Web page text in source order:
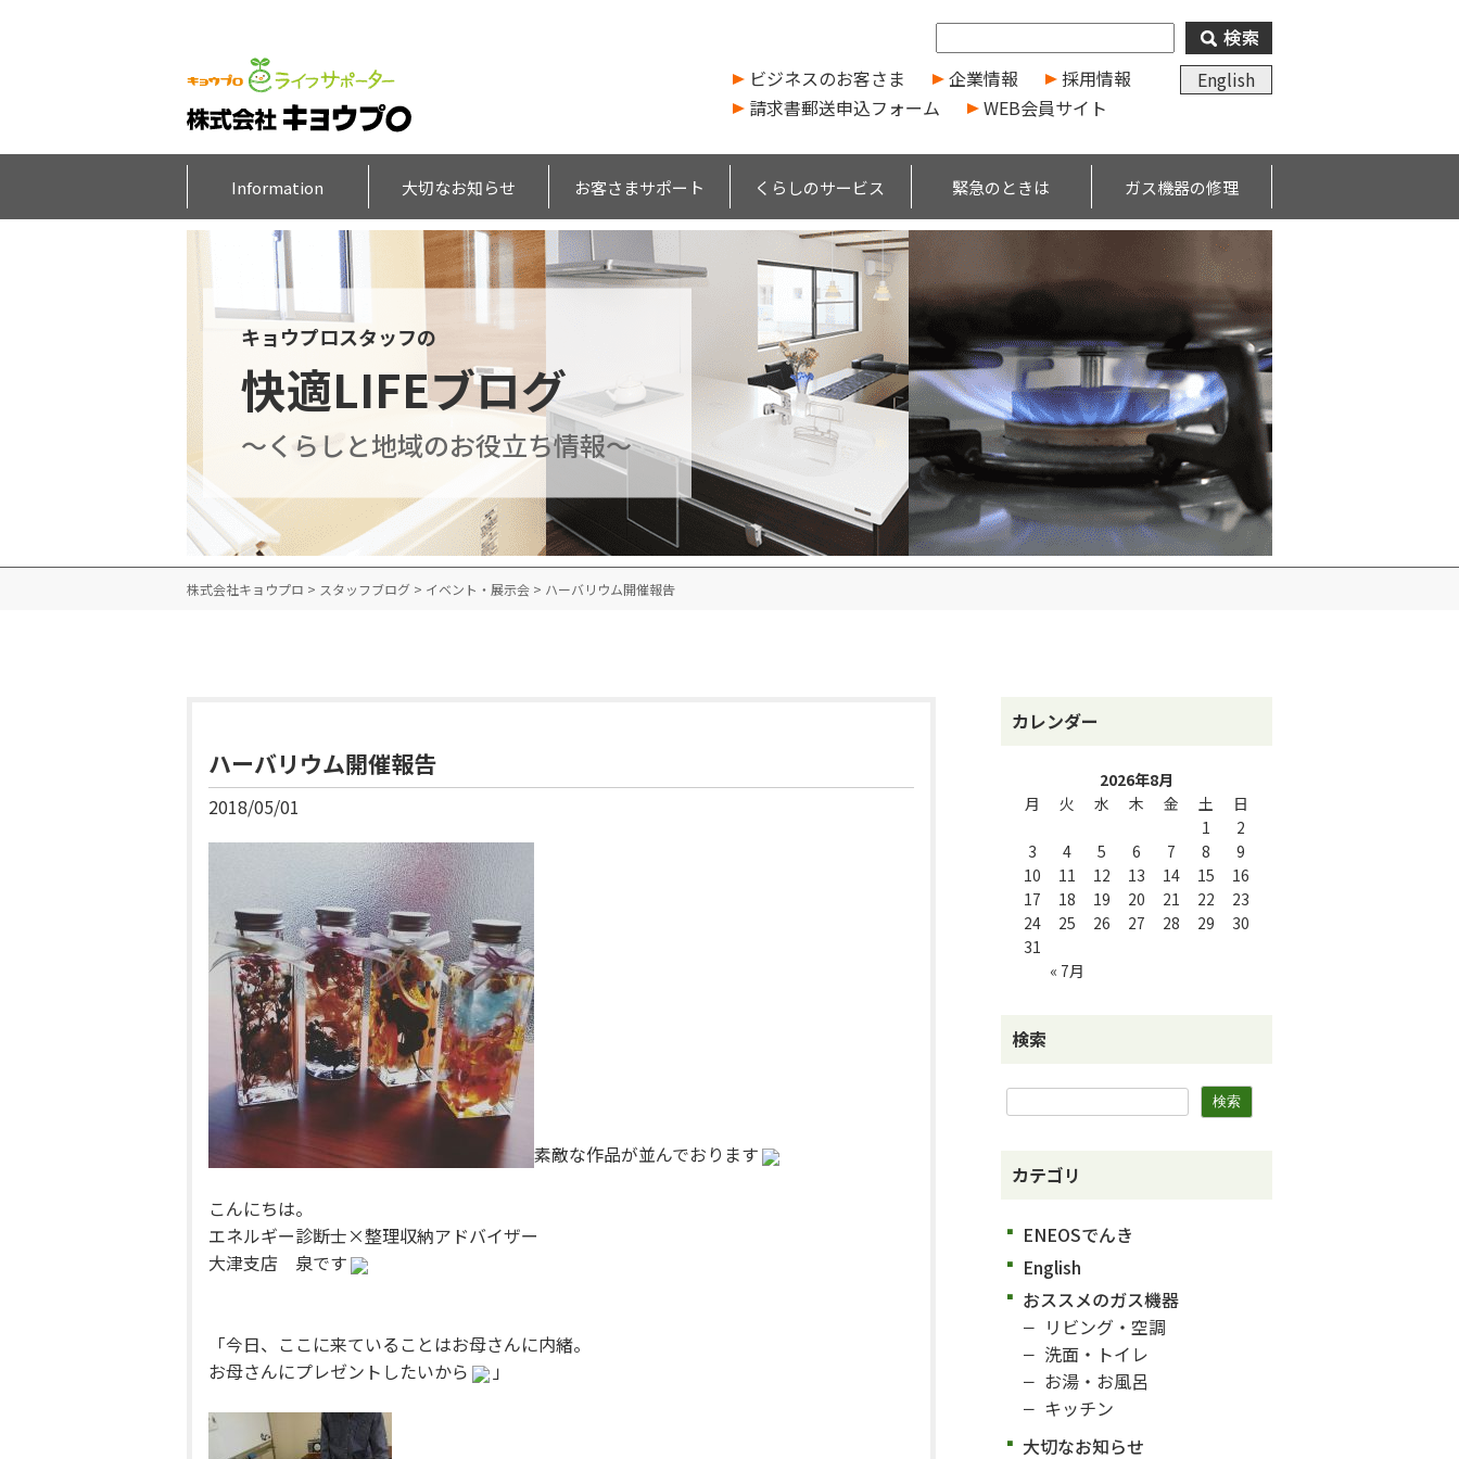
ビジネスのお客さま 企業情報 採用情報
English
請求書郵送申込フォーム
WEB会員サイト
Information 大切なお知らせ お客さまサポート くらしのサービス 緊急のときは ガス機器の修理
キョウプロスタッフの
快適LIFEブログ
～くらしと地域のお役立ち情報～
株式会社キョウプロ > スタッフブログ > イベント・展示会 > ハーバリウム開催報告
ハーバリウム開催報告
2018/05/01
素敵な作品が並んでおります
こんにちは。
エネルギー診断士×整理収納アドバイザー
大津支店 泉です
「今日、ここに来ていることはお母さんに内緒。
お母さんにプレゼントしたいから
」
カレンダー
2026年8月
月
火 水 木 金 土 日
« 7月
1
2
3
4 5 6 7 8
9
10
11 12 13 14 15
16
17
18 19 20 21 22
23
24
25 26 27 28 29
30
31
検索
カテゴリ
ENEOSでんき
English
おススメのガス機器
リビング・空調
洗面・トイレ
お湯・お風呂
キッチン
大切なお知らせ